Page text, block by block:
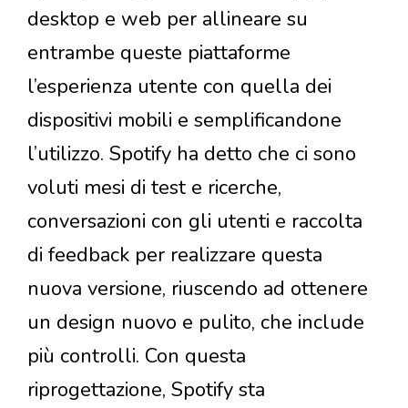
desktop e web per allineare su
entrambe queste piattaforme
l’esperienza utente con quella dei
dispositivi mobili e semplificandone
l’utilizzo. Spotify ha detto che ci sono
voluti mesi di test e ricerche,
conversazioni con gli utenti e raccolta
di feedback per realizzare questa
nuova versione, riuscendo ad ottenere
un design nuovo e pulito, che include
più controlli. Con questa
riprogettazione, Spotify sta